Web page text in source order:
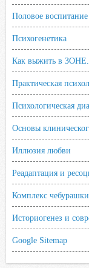
Половое воспитание
Психогенетика
Как выжить в ЗОНЕ.
Практическая
Психологическая
Основы
Иллюзия любви
Реадаптация и
Комплекс
Историогенез и
Google Sitemap